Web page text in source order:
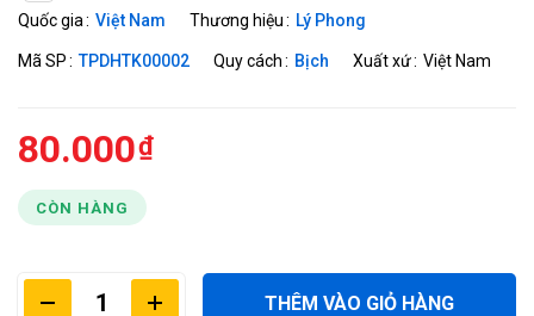
Quốc gia Việt Nam Thương hiệu Lý Phong
Mã SP TPDHTK00002 Quy cách Bịch Xuất xứ Việt Nam
80.000
CÒN HÀNG
THÊM VÀO GIỎ HÀNG